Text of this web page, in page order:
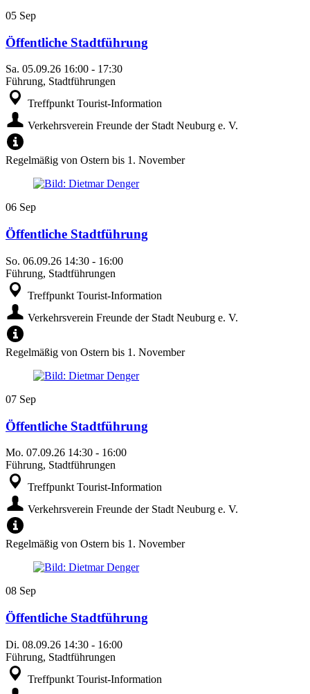
05 Sep
Öffentliche Stadtführung
Sa. 05.09.26 16:00 - 17:30
Führung, Stadtführungen
Treffpunkt Tourist-Information
Verkehrsverein Freunde der Stadt Neuburg e. V.
Regelmäßig von Ostern bis 1. November
06 Sep
Öffentliche Stadtführung
So. 06.09.26 14:30 - 16:00
Führung, Stadtführungen
Treffpunkt Tourist-Information
Verkehrsverein Freunde der Stadt Neuburg e. V.
Regelmäßig von Ostern bis 1. November
07 Sep
Öffentliche Stadtführung
Mo. 07.09.26 14:30 - 16:00
Führung, Stadtführungen
Treffpunkt Tourist-Information
Verkehrsverein Freunde der Stadt Neuburg e. V.
Regelmäßig von Ostern bis 1. November
08 Sep
Öffentliche Stadtführung
Di. 08.09.26 14:30 - 16:00
Führung, Stadtführungen
Treffpunkt Tourist-Information